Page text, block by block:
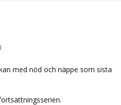
med nöd och näppe som sista